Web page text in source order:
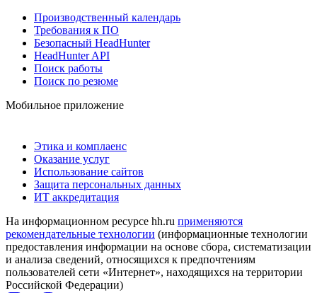
Производственный календарь
Требования к ПО
Безопасный HeadHunter
HeadHunter API
Поиск работы
Поиск по резюме
Мобильное приложение
Этика и комплаенс
Оказание услуг
Использование сайтов
Защита персональных данных
ИТ аккредитация
На информационном ресурсе hh.ru применяются
рекомендательные технологии (информационные технологии
предоставления информации на основе сбора, систематизации
и анализа сведений, относящихся к предпочтениям
пользователей сети «Интернет», находящихся на территории
Российской Федерации)